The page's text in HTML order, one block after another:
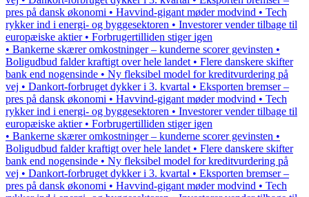
pres på dansk økonomi • Havvind-gigant møder modvind • Tech
rykker ind i energi- og byggesektoren • Investorer vender tilbage til
europæiske aktier • Forbrugertilliden stiger igen
• Bankerne skærer omkostninger – kunderne scorer gevinsten •
Boligudbud falder kraftigt over hele landet • Flere danskere skifter
bank end nogensinde • Ny fleksibel model for kreditvurdering på
vej • Dankort-forbruget dykker i 3. kvartal • Eksporten bremser –
pres på dansk økonomi • Havvind-gigant møder modvind • Tech
rykker ind i energi- og byggesektoren • Investorer vender tilbage til
europæiske aktier • Forbrugertilliden stiger igen
• Bankerne skærer omkostninger – kunderne scorer gevinsten •
Boligudbud falder kraftigt over hele landet • Flere danskere skifter
bank end nogensinde • Ny fleksibel model for kreditvurdering på
vej • Dankort-forbruget dykker i 3. kvartal • Eksporten bremser –
pres på dansk økonomi • Havvind-gigant møder modvind • Tech